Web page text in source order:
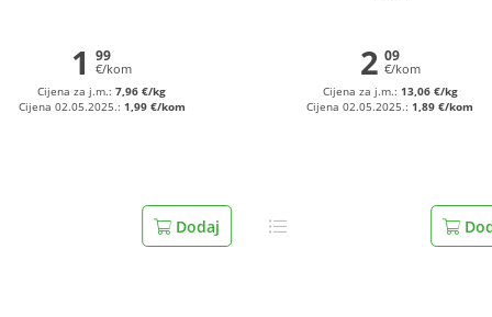
1 99
€/kom
Cijena za j.m.:7,96 €/kg
Cijena 02.05.2025.: 1,99 €/kom
Dodaj
2 09
€/kom
Cijena za j.m.: 13,06 €/kg
Cijena 02.05.2025.:1,89 €/kom